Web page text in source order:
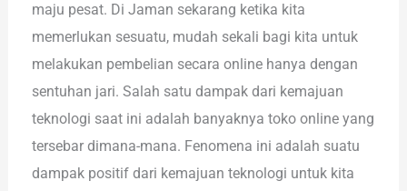
maju pesat. Di Jaman sekarang ketika kita
memerlukan sesuatu, mudah sekali bagi kita untuk
melakukan pembelian secara online hanya dengan
sentuhan jari. Salah satu dampak dari kemajuan
teknologi saat ini adalah banyaknya toko online yang
tersebar dimana-mana. Fenomena ini adalah suatu
dampak positif dari kemajuan teknologi untuk kita